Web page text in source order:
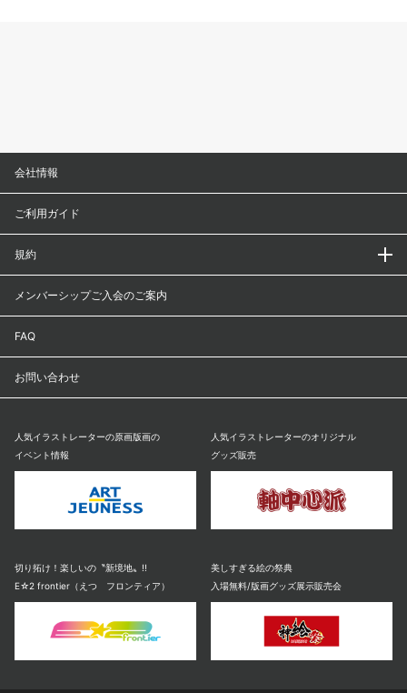
人気イラストレーターの原画版画の
イベント情報
人気イラストレーターのオリジナル
グッズ販売
切り拓け！楽しいの〝新境地〟!!
E☆2 frontier（えつ フロンティア）
美しすぎる絵の祭典
入場無料/版画グッズ展示販売会
会社情報
ご利用ガイド
規約
メンバーシップご入会のご案内
FAQ
お問い合わせ